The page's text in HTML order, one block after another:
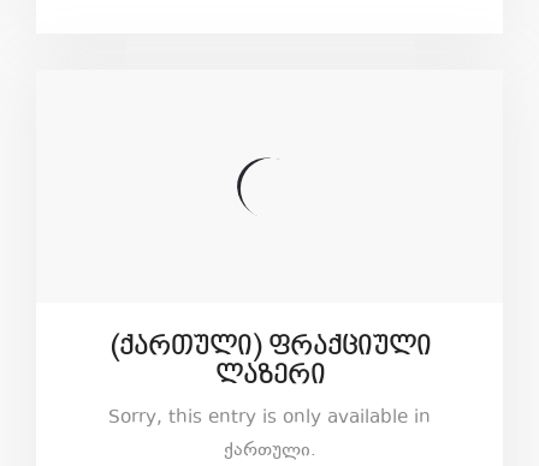
(ქართული) ფრაქციული
ლაზერი
Sorry, this entry is only available in
ქართული.